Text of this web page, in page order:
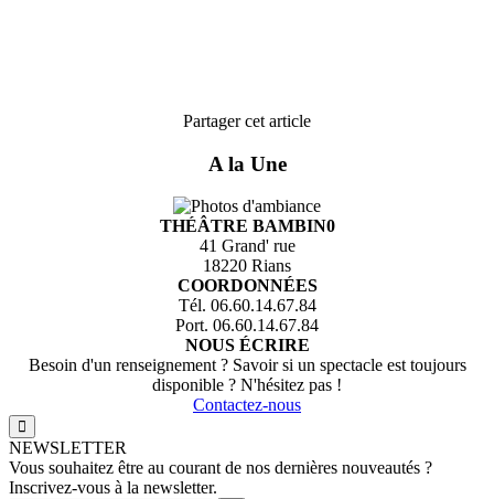
Partager cet article
A la Une
THÉÂTRE BAMBIN0
41 Grand' rue
18220 Rians
COORDONNÉES
Tél. 06.60.14.67.84
Port. 06.60.14.67.84
NOUS ÉCRIRE
Besoin d'un renseignement ? Savoir si un spectacle est toujours
disponible ? N'hésitez pas !
Contactez-nous
NEWSLETTER
Vous souhaitez être au courant de nos dernières nouveautés ?
Inscrivez-vous à la newsletter.